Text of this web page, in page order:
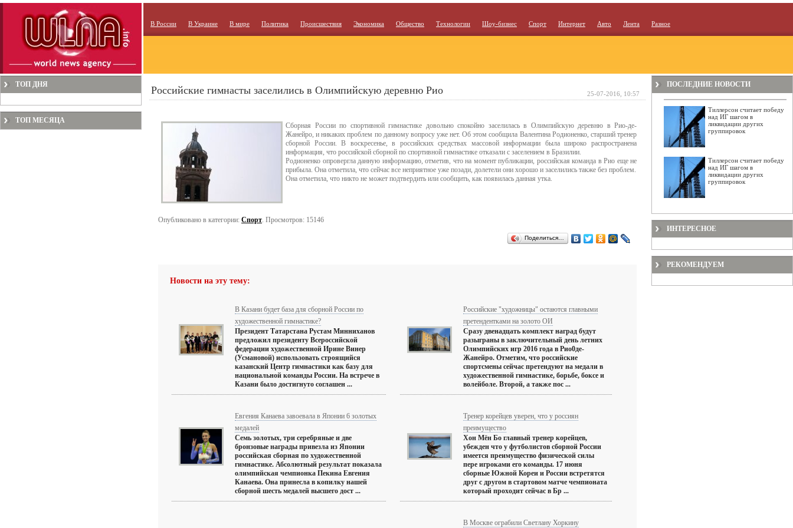
В России В Украине В мире Политика Происшествия Экономика Общество Технологии Шоу-бизнес Спорт Интернет Авто Лента Разное
ТОП ДНЯ
ТОП МЕСЯЦА
Российские гимнасты заселились в Олимпийскую деревню Рио
Сборная России по спортивной гимнастике довольно спокойно заселилась в Олимпийскую деревню в Рио-де-
Жанейро, и никаких проблем по данному вопросу уже нет. Об этом сообщила Валентина Родионенко, старший тренер
сборной России. В воскресенье, в российских средствах массовой информации была широко распространена
информация, что российской сборной по спортивной гимнастике отказали с заселением в Бразилии.
Родионенко опровергла данную информацию, отметив, что на момент публикации, российская команда в Рио еще не
прибыла. Она отметила, что сейчас все неприятное уже позади, долетели они хорошо и заселились также без проблем.
Она отметила, что никто не может подтвердить или сообщить, как появилась данная утка.
Опубликовано в категории: Спорт. Просмотров: 15146
Поделиться…
Новости на эту тему:
В Казани будет база для сборной России по
художественной гимнастике?
Президент Татарстана Рустам Минниханов
предложил президенту Всероссийской
федерации художественной Ирине Винер
(Усмановой) использовать строящийся
казанский Центр гимнастики как базу для
национальной команды России. На встрече в
Казани было достигнуто соглашен ...
Российские "художницы" остаются главными
претендентками на золото ОИ
Сразу двенадцать комплект наград будут
разыграны в заключительный день летних
Олимпийских игр 2016 года в Рио0де-
Жанейро. Отметим, что российские
спортсмены сейчас претендуют на медали в
художественной гимнастике, борьбе, боксе и
волейболе. Второй, а также пос ...
Евгения Канаева завоевала в Японии 6 золотых
медалей
Семь золотых, три серебряные и две
бронзовые награды привезла из Японии
российская сборная по художественной
гимнастике. Абсолютный результат показала
олимпийская чемпионка Пекина Евгения
Канаева. Она принесла в копилку нашей
сборной шесть медалей высшего дост ...
Тренер корейцев уверен, что у россиян
преимущество
Хон Мён Бо главный тренер корейцев,
убежден что у футболистов сборной России
имеется преимущество физической силы
пере игроками его команды. 17 июня
сборные Южной Кореи и России встретятся
друг с другом в стартовом матче чемпионата
который проходит сейчас в Бр ...
В Москве ограбили Светлану Хоркину
25-07-2016, 10:57
ПОСЛЕДНИЕ НОВОСТИ
Тиллерсон считает победу
над ИГ шагом в
ликвидации других
группировок
Тиллерсон считает победу
над ИГ шагом в
ликвидации других
группировок
ИНТЕРЕСНОЕ
РЕКОМЕНДУЕМ